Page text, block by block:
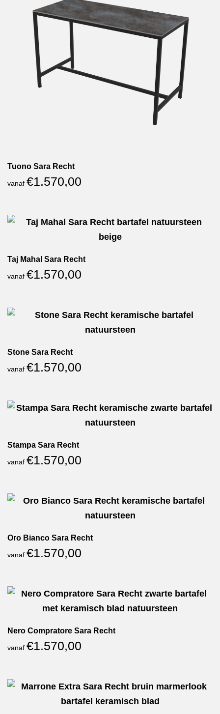
Tuono Sara Recht
vanaf €1.570,00
Taj Mahal Sara Recht
vanaf €1.570,00
Stone Sara Recht
vanaf €1.570,00
Stampa Sara Recht
vanaf €1.570,00
Oro Bianco Sara Recht
vanaf €1.570,00
Nero Compratore Sara Recht
vanaf €1.570,00